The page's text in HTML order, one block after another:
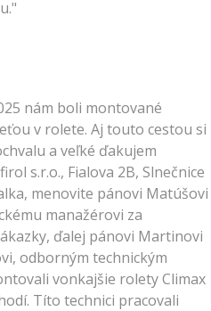
nám boli montované
v rolete. Aj touto cestou si
a veľké ďakujem
s.r.o., Fialova 2B, Slnečnice
menovite pánovi Matúšovi
manažérovi za
ďalej pánovi Martinovi
odborným technickým
vonkajšie rolety Climax
Títo technici pracovali